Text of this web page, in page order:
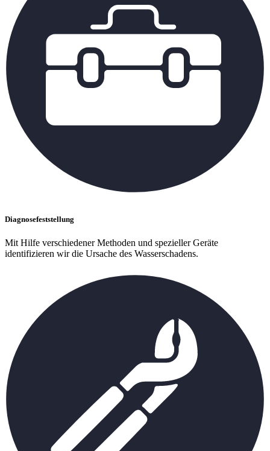
Diagnosefeststellung
Mit Hilfe verschiedener Methoden und spezieller Geräte
identifizieren wir die Ursache des Wasserschadens.